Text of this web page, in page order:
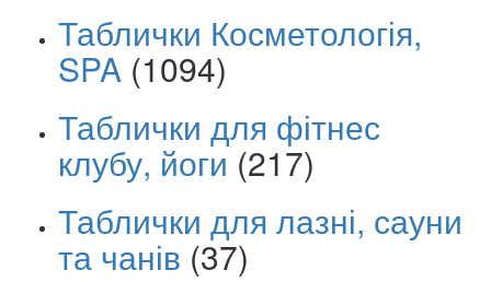
Таблички Косметологія,
SPA (1094)
Таблички для фітнес
клубу, йоги (217)
Таблички для лазні, сауни
та чанів (37)